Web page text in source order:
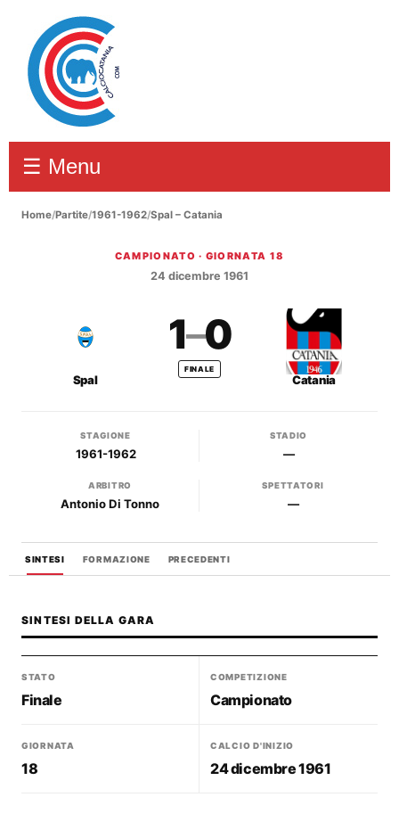
☰ Menu
Home/Partite/1961-1962/Spal – Catania
Spal – Catania 1–0CAMPIONATO · GIORNATA 18
24 dicembre 1961
Spal
1–0
FINALE
Catania
STAGIONE
1961-1962
STADIO
—
ARBITRO
Antonio Di Tonno
SPETTATORI
—
SINTESI FORMAZIONE PRECEDENTI
SINTESI DELLA GARA
STATO
Finale
COMPETIZIONE
Campionato
GIORNATA
18
CALCIO D'INIZIO
24 dicembre 1961